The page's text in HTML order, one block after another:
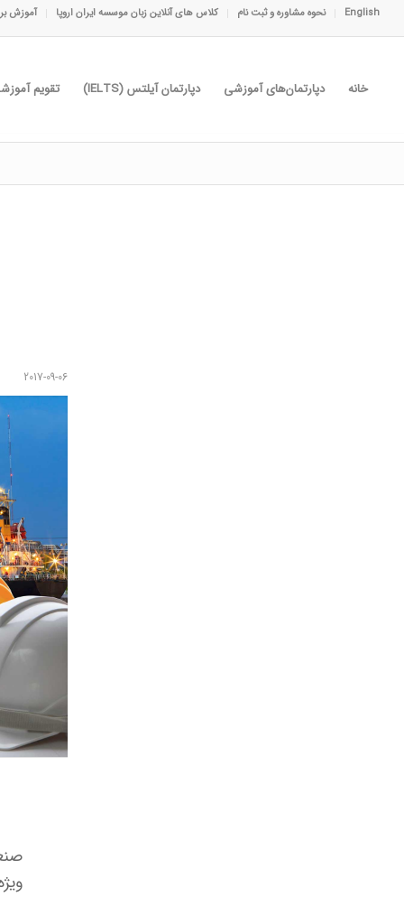
English نحوه مشاوره و ثبت نام کلاس های آنلاین زبان موسسه ایران اروپا آموزش
خانه دپارتمان‌های آموزشی دپارتمان آیلتس (IELTS) تقویم
2017-09-06